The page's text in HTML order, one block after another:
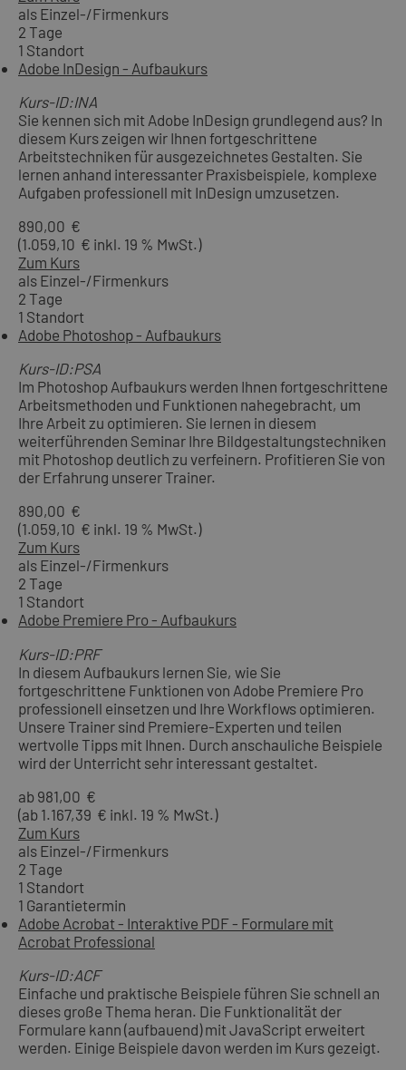
als Einzel-/Firmenkurs
2 Tage
1 Standort
Adobe InDesign - Aufbaukurs
Kurs-ID:INA
Sie kennen sich mit Adobe InDesign grundlegend aus? In
diesem Kurs zeigen wir Ihnen fortgeschrittene
Arbeitstechniken für ausgezeichnetes Gestalten. Sie
lernen anhand interessanter Praxisbeispiele, komplexe
Aufgaben professionell mit InDesign umzusetzen.
890,00 €
(1.059,10 € inkl. 19 % MwSt.)
Zum Kurs
als Einzel-/Firmenkurs
2 Tage
1 Standort
Adobe Photoshop - Aufbaukurs
Kurs-ID:PSA
Im Photoshop Aufbaukurs werden Ihnen fortgeschrittene
Arbeitsmethoden und Funktionen nahegebracht, um
Ihre Arbeit zu optimieren. Sie lernen in diesem
weiterführenden Seminar Ihre Bildgestaltungstechniken
mit Photoshop deutlich zu verfeinern. Profitieren Sie von
der Erfahrung unserer Trainer.
890,00 €
(1.059,10 € inkl. 19 % MwSt.)
Zum Kurs
als Einzel-/Firmenkurs
2 Tage
1 Standort
Adobe Premiere Pro - Aufbaukurs
Kurs-ID:PRF
In diesem Aufbaukurs lernen Sie, wie Sie
fortgeschrittene Funktionen von Adobe Premiere Pro
professionell einsetzen und Ihre Workflows optimieren.
Unsere Trainer sind Premiere-Experten und teilen
wertvolle Tipps mit Ihnen. Durch anschauliche Beispiele
wird der Unterricht sehr interessant gestaltet.
ab 981,00 €
(ab 1.167,39 € inkl. 19 % MwSt.)
Zum Kurs
als Einzel-/Firmenkurs
2 Tage
1 Standort
1 Garantietermin
Adobe Acrobat - Interaktive PDF - Formulare mit
Acrobat Professional
Kurs-ID:ACF
Einfache und praktische Beispiele führen Sie schnell an
dieses große Thema heran. Die Funktionalität der
Formulare kann (aufbauend) mit JavaScript erweitert
werden. Einige Beispiele davon werden im Kurs gezeigt.